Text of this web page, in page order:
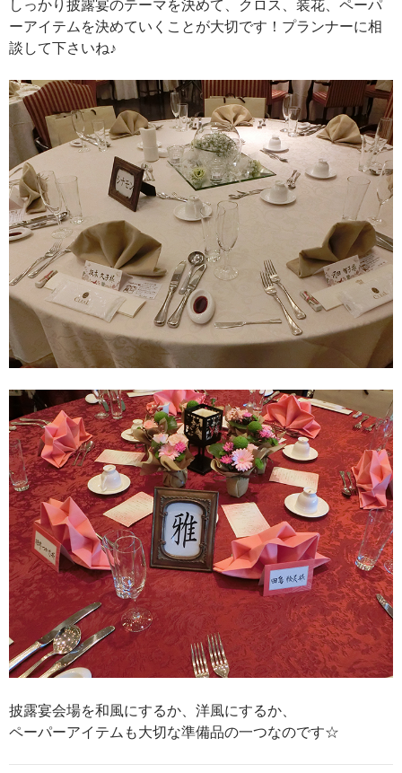
しっかり披露宴のテーマを決めて、クロス、装花、ペーパ
ーアイテムを決めていくことが大切です！プランナーに相
談して下さいね♪
披露宴会場を和風にするか、洋風にするか、
ペーパーアイテムも大切な準備品の一つなのです☆